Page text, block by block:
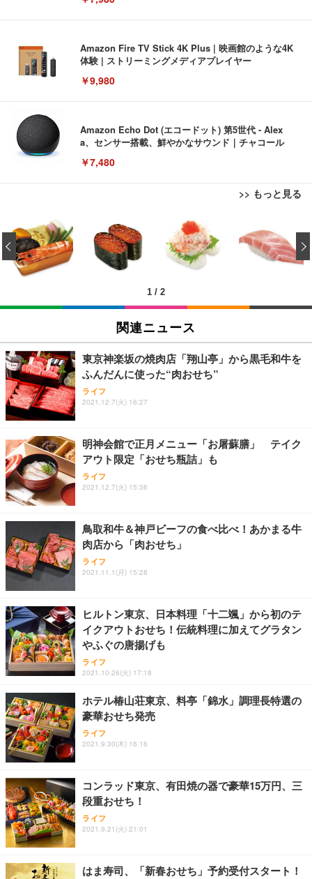
Amazon Fire TV Stick 4K Plus | 映画館のような4K
体験 | ストリーミングメディアプレイヤー
￥9,980
Amazon Echo Dot (エコードット) 第5世代 - Alex
a、センサー搭載、鮮やかなサウンド｜チャコール
￥7,480
>> もっと見る
[EdoErgo] オフィスチェア 椅子 テレワーク 疲れな
い 跳ね上げ式アームレスト コンパクト 約105度ロッ
キング pc 事務椅子 360度回転 座面昇降 強化ナイロ
ン樹脂ベース 通気性メッシュ 在宅ワーク H-WY01
(黒網+黒枠+黒足)
￥5,699
SIHOO B100 オフィスチェア／デスクチェア メッシ
ュチェア 人間工学 疲れない ブラック
￥27,999
Sezlife オフィスチェア デスクチェア 疲れない テレ
ワーク チェア 強化バックレスト 30度ロッキング機
能 人間工学 椅子 腰サポート 90度跳ね上げ式アーム
ョン PCチェア 通気性メッシュ ゲーミング/勉強/事
務用 おしゃれ パソコンチェア (ブラック)
Sezlife オフィスチェア デスクチェア 疲れない テレ
ワーク チェア 強化バックレスト 30度ロッキング機
能 人間工学 椅子 腰サポート 90度跳ね上げ式アーム
務用 おしゃれ パソコンチェア (ホワイト)
ANDWINT オフィスチェア デスクチェア 肘なし メ
ッシュ 通気性 ランバーサポート付き 腰サポート ガ
ス圧無段階昇降 360度回転 キャスター付き コンパク
EIZO ビジネス向けプレミアムモニター | FlexScan
EV3240X-WT | 31.5型4K UHD・USB Type-C・ホワ
イト
￥105,595
EIZO ビジネス向けプレミアムモニター | FlexScan
￥109,572
【純正品】27"ゲーミングモニター DualSense 充電
フック付き（CFI-ZDM1J）
【整備済み品】Dell E2724HS 27インチ 液晶モニタ
ー フルHD（1920×1080）VA 非光沢 HDMI/DisplayP
ort/VGA スピーカー内蔵 高さ調整 スイベル VESA対
【MiniLED/24.5inch/280Hz/FHD】GRAPHT THE S
HOOTER Gaming Monitor 24” Essential ゲーミン
グモニター QD 24.5インチ 1ms FHD 量子ドット 残
Amazonベーシック ペットシーツ 薄型 レギュラー 1
回使い捨て 無香料 ホワイト 300枚
￥3,373
Amazonベーシック ペットシーツ 厚型 ワイド 42枚
x2袋(84枚) ホワイト(吸収面:ライトブルー)
￥3,234
ネオ・ルーライフ ネオ・オムツ L 中型犬用 26枚入
り 単品
Smart Basic(スマートベーシック) 【Amazon.co.jp
限定】 Smart Basic アイリスオーヤマ ペットシーツ
超厚型 お徳用 ワイド 100枚入 (x 1) (ケース販売)
アイリスオーヤマ ペットシーツ 超厚型 お徳用 レギ
ュラー 200枚入【Amazon.co.jp限定】
1 / 2
‹
関連ニュース
東京神楽坂の焼肉店「翔山亭」から黒毛和牛を
ふんだんに使った“肉おせち”
ライフ
2021.12.7(火) 16:27
明神会館で正月メニュー「お屠蘇膳」 テイク
アウト限定「おせち瓶詰」も
ライフ
2021.12.7(火) 15:36
鳥取和牛＆神戸ビーフの食べ比べ！あかまる牛
肉店から「肉おせち」
ライフ
2021.11.1(月) 15:28
ヒルトン東京、日本料理「十二颯」から初のテ
イクアウトおせち！伝統料理に加えてグラタン
やふぐの唐揚げも
ライフ
2021.10.26(火) 17:18
ホテル椿山荘東京、料亭「錦水」調理長特選の
豪華おせち発売
ライフ
2021.9.30(木) 16:16
コンラッド東京、有田焼の器で豪華15万円、三
段重おせち！
ライフ
2021.9.21(火) 21:01
はま寿司、「新春おせち」予約受付スタート！